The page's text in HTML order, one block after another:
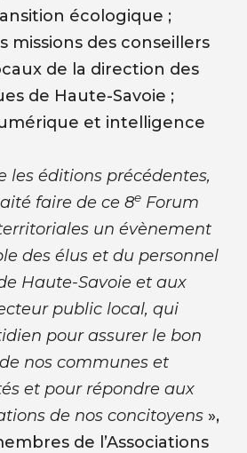
écologique ;
missions des conseillers
de la direction des
de Haute-Savoie ;
et intelligence
les éditions précédentes,
faire de ce 8eForum
un évènement
des élus et du personnel
Haute-Savoie et aux
public local, qui
pour assurer le bon
nos communes et
et pour répondre aux
de nos concitoyens »,
de l’Associations